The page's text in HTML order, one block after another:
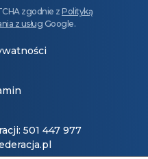
zgodnie z Polityką
z usług Google.
501 447 977